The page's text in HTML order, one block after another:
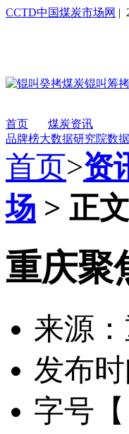
CCTD中国煤炭市场网 |
首页 煤炭资讯
品牌榜大数据研究院数
首页>资
场 > 正文
重庆聚
来源
发布
字号【